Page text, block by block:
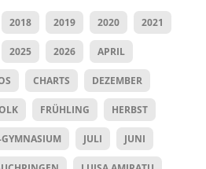
2018 2019 2020 2021
2025 2026 APRIL
CHARTS DEZEMBER
FRÜHLING HERBST
JULI JUNI